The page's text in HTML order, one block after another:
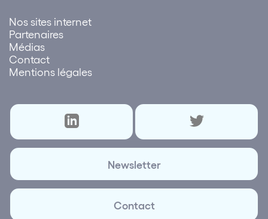
Nos sites internet
Partenaires
Médias
Contact
Mentions légales
Newsletter
Contact